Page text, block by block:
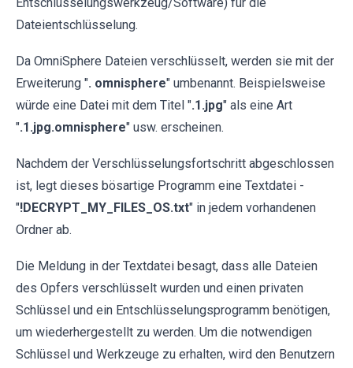
Dateientschlüsselung.
Da OmniSphere Dateien verschlüsselt, werden sie mit der
Erweiterung ". omnisphere" umbenannt. Beispielsweise
würde eine Datei mit dem Titel ".1.jpg" als eine Art
".1.jpg.omnisphere" usw. erscheinen.
Nachdem der Verschlüsselungsfortschritt abgeschlossen
ist, legt dieses bösartige Programm eine Textdatei -
"!DECRYPT_MY_FILES_OS.txt" in jedem vorhandenen
Ordner ab.
Die Meldung in der Textdatei besagt, dass alle Dateien
des Opfers verschlüsselt wurden und einen privaten
Schlüssel und ein Entschlüsselungsprogramm benötigen,
um wiederhergestellt zu werden. Um die notwendigen
Schlüssel und Werkzeuge zu erhalten, wird den Benutzern